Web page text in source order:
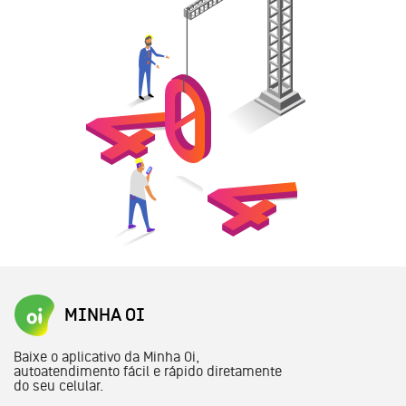
MINHA OI
Baixe o aplicativo da Minha Oi,
autoatendimento fácil e rápido diretamente
do seu celular.